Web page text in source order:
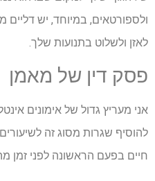
ולספורטאים, במיוחד, יש דליים
לאזן ולשלוט בתנועות שלך.
פסק דין של מאמן
אני מעריץ גדול של אימונים
להוסיף שגרות מסוג זה
חיים בפעם הראשונה לפני זמן